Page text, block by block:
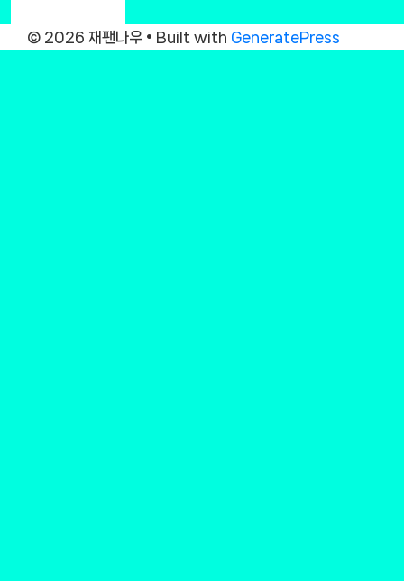
© 2026 재팬나우 • Built with GeneratePress